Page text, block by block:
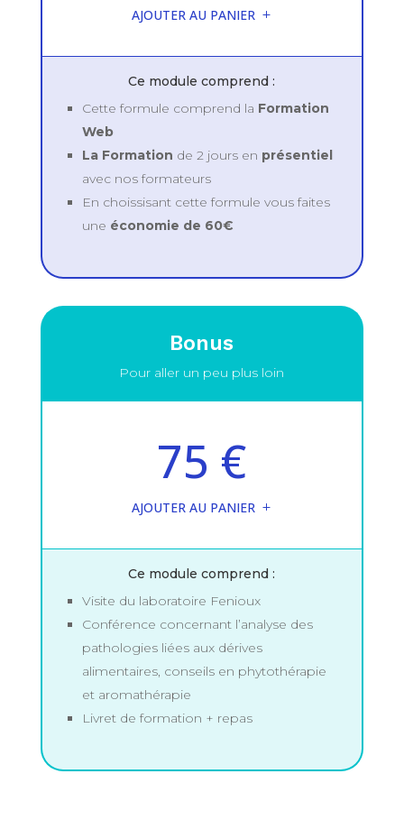
AJOUTER AU PANIER
Ce module comprend :
Cette formule comprend la Formation
Web
La Formation de 2 jours en présentiel
avec nos formateurs
En choissisant cette formule vous faites
une économie de 60€
Bonus
Pour aller un peu plus loin
75 €
AJOUTER AU PANIER
Ce module comprend :
Visite du laboratoire Fenioux
Conférence concernant l’analyse des
pathologies liées aux dérives
alimentaires, conseils en phytothérapie
et aromathérapie
Livret de formation + repas